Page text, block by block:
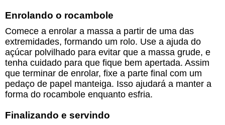
Enrolando o rocambole
Comece a enrolar a massa a partir de uma das
extremidades, formando um rolo. Use a ajuda do
açúcar polvilhado para evitar que a massa grude, e
tenha cuidado para que fique bem apertada. Assim
que terminar de enrolar, fixe a parte final com um
pedaço de papel manteiga. Isso ajudará a manter a
forma do rocambole enquanto esfria.
Finalizando e servindo